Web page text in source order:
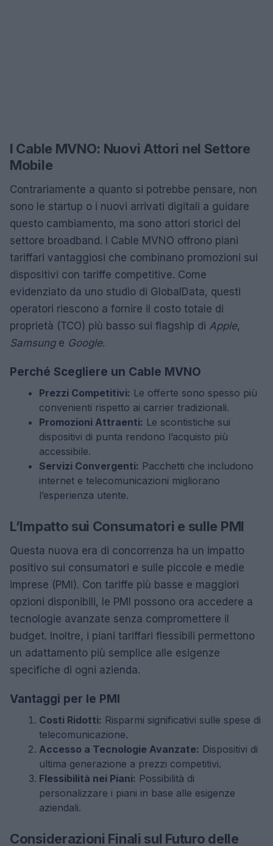
I Cable MVNO: Nuovi Attori nel Settore
Mobile
Contrariamente a quanto si potrebbe pensare, non
sono le startup o i nuovi arrivati digitali a guidare
questo cambiamento, ma sono attori storici del
settore broadband. I Cable MVNO offrono piani
tariffari vantaggiosi che combinano promozioni sui
dispositivi con tariffe competitive. Come
evidenziato da uno studio di GlobalData, questi
operatori riescono a fornire il costo totale di
proprietà (TCO) più basso sui flagship di Apple,
Samsunge Google.
Perché Scegliere un Cable MVNO
Prezzi Competitivi: Le offerte sono spesso più
convenienti rispetto ai carrier tradizionali.
Promozioni Attraenti: Le scontistiche sui
dispositivi di punta rendono l’acquisto più
accessibile.
Servizi Convergenti: Pacchetti che includono
internet e telecomunicazioni migliorano
l’esperienza utente.
L’Impatto sui Consumatori e sulle PMI
Questa nuova era di concorrenza ha un impatto
positivo sui consumatori e sulle piccole e medie
imprese (PMI). Con tariffe più basse e maggiori
opzioni disponibili, le PMI possono ora accedere a
tecnologie avanzate senza compromettere il
budget. Inoltre, i piani tariffari flessibili permettono
un adattamento più semplice alle esigenze
specifiche di ogni azienda.
Vantaggi per le PMI
Costi Ridotti: Risparmi significativi sulle spese di
telecomunicazione.
Accesso a Tecnologie Avanzate: Dispositivi di
ultima generazione a prezzi competitivi.
Flessibilità nei Piani: Possibilità di
personalizzare i piani in base alle esigenze
aziendali.
Considerazioni Finali sul Futuro delle